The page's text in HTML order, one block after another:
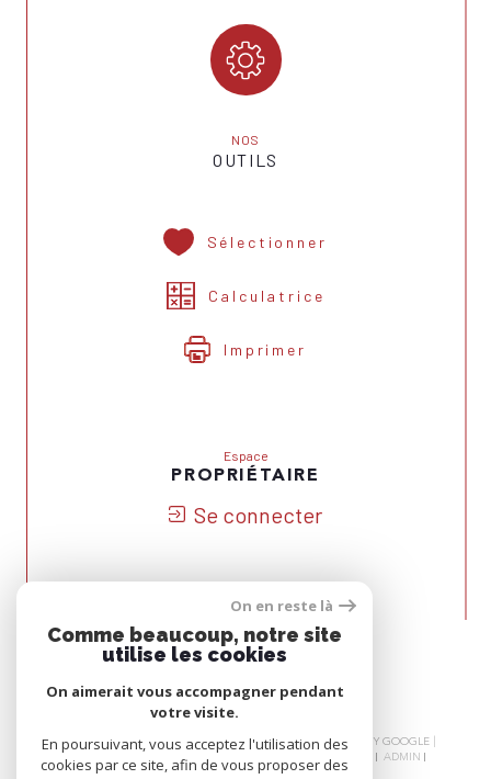
NOS
OUTILS
Sélectionner
Calculatrice
Imprimer
Espace
PROPRIÉTAIRE
Se connecter
ADHÉRONS
© 2026 | TOUS DROITS RÉSERVÉS | TRADUCTION POWERED BY GOOGLE |
NOS HONORAIRES
PLAN DU SITE MENTIONS LÉGALES
ADMIN
NOS LIENS
POLITIQUE RGPD COOKIES
On en reste là
Comme beaucoup, notre site
utilise les cookies
On aimerait vous accompagner pendant
votre visite.
En poursuivant, vous acceptez l'utilisation des
cookies par ce site, afin de vous proposer des